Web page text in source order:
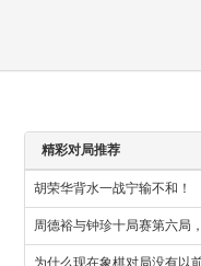
精彩对局推荐
胡荣华背水一战宁输不和！
周德裕与钟珍十局赛第六局
为什么现在象棋对局没有以